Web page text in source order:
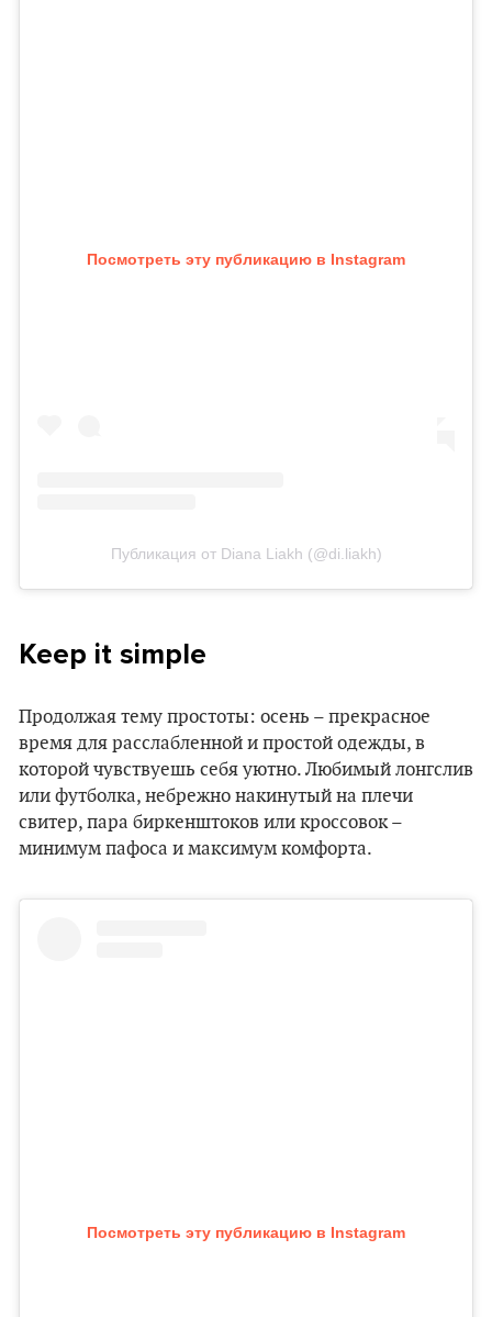
Посмотреть эту публикацию в Instagram
Публикация от Diana Liakh (@di.liakh)
Keep it simple
Продолжая тему простоты: осень – прекрасное
время для расслабленной и простой одежды, в
которой чувствуешь себя уютно. Любимый лонгслив
или футболка, небрежно накинутый на плечи
свитер, пара биркенштоков или кроссовок –
минимум пафоса и максимум комфорта.
Посмотреть эту публикацию в Instagram